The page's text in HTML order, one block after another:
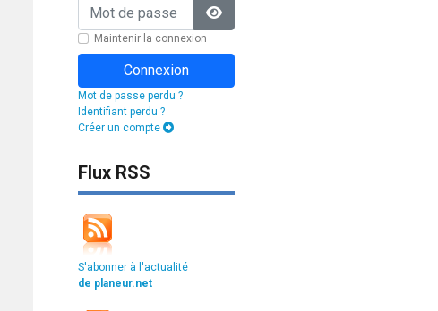
Afficher le mot de passe
Maintenir la connexion
Connexion
Mot de passe perdu ?
Identifiant perdu ?
Créer un compte
Flux RSS
S'abonner à l'actualité
de planeur.net